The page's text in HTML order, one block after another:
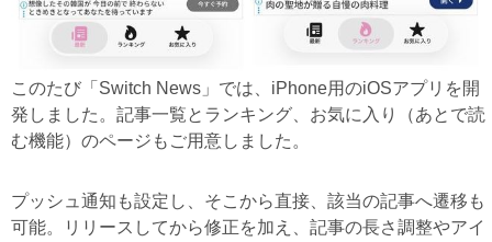
このたび「Switch News」では、iPhone用のiOSアプリを開
発しました。記事一覧とランキング、お気に入り（あとで読
む機能）のページもご用意しました。
プッシュ通知も設定し、そこから直接、該当の記事へ遷移も
可能。リリースしてから修正を加え、記事の長さ調整やアイ